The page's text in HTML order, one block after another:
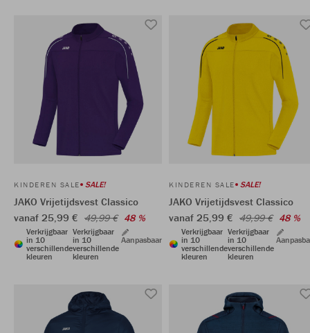
KINDEREN SALE SALE!
JAKO Vrijetijdsvest Classico
vanaf 25,99 € 49,99 € 48 %
Verkrijgbaar
in 10
verschillende
kleuren
Verkrijgbaar
in 10
verschillende
kleuren
Aanpasbaar
KINDEREN SALE SALE!
JAKO Vrijetijdsvest Classico
vanaf 25,99 € 49,99 € 48 %
Verkrijgbaar
in 10
verschillende
kleuren
Verkrijgbaar
in 10
verschillende
kleuren